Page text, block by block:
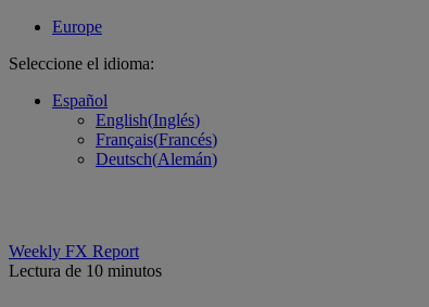
Europe
Seleccione el idioma:
Español
English(Inglés)
Français(Francés)
Deutsch(Alemán)
Weekly FX Report
Lectura de 10 minutos